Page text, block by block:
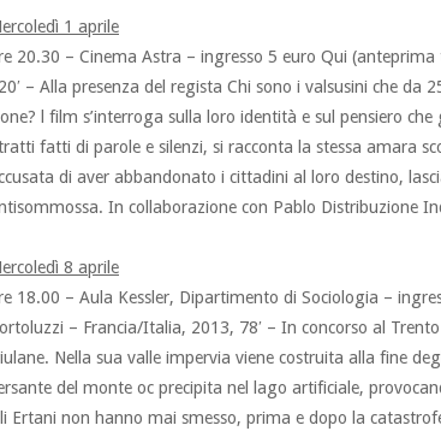
1 aprile
20.30 – Cinema Astra – ingresso 5 euro Qui
– Alla presenza del regista Chi sono i valsusini che
l film s’interroga sulla loro identità e sul pensiero
fatti di parole e silenzi, si racconta la stessa amara
di aver abbandonato i cittadini al loro destino,
In collaborazione con Pablo Distribuzione
8 aprile
18.00 – Aula Kessler, Dipartimento di Sociologia –
– Francia/Italia, 2013, 78′ – In concorso al
Nella sua valle impervia viene costruita alla fine
del monte oc precipita nel lago artificiale,
Ertani non hanno mai smesso, prima e dopo la